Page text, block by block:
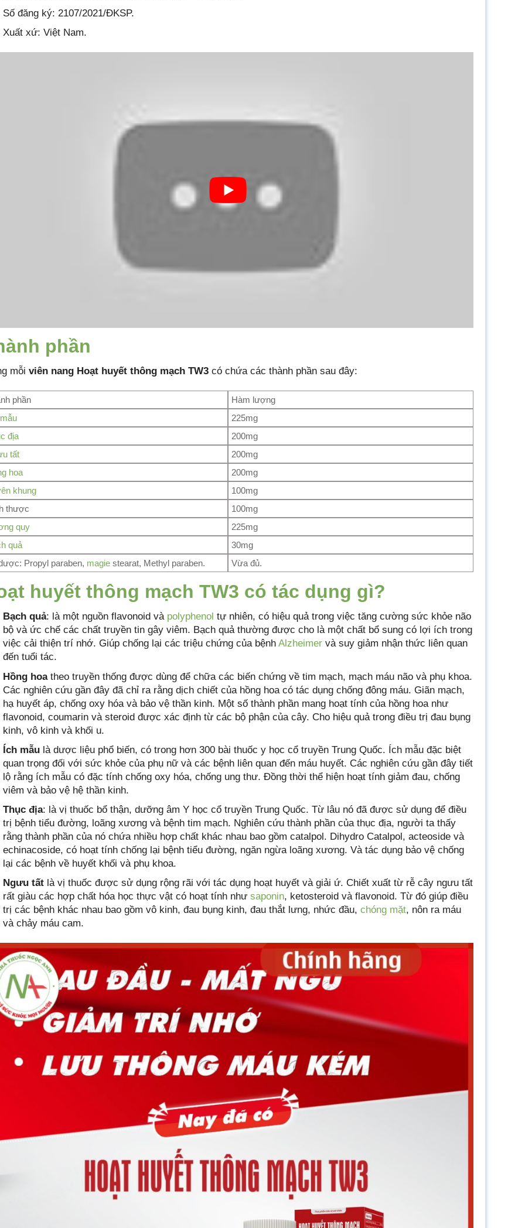
Số đăng ký: 2107/2021/ĐKSP.
Xuất xứ: Việt Nam.
phần
mỗi viên nang Hoạt huyết thông mạch TW3 có chứa các thành phần sau đây:
phần
Hàm lượng
225mg
địa
200mg
tất
200mg
hoa
200mg
khung
100mg
thược
100mg
quy
225mg
quả
30mg
Propyl paraben, magie stearat, Methyl paraben. Vừa đủ.
huyết thông mạch TW3 có tác dụng gì?
Bạch quả: là một nguồn flavonoid và polyphenol tự nhiên, có hiệu quả trong việc tăng cường sức khỏe não
bộ và ức chế các chất truyền tin gây viêm. Bạch quả thường được cho là một chất bổ sung có lợi ích trong
việc cải thiện trí nhớ. Giúp chống lại các triệu chứng của bệnh Alzheimer và suy giảm nhận thức liên quan
đến tuổi tác.
Hồng hoatheo truyền thống được dùng để chữa các biến chứng về tim mạch, mạch máu não và phụ khoa.
Các nghiên cứu gần đây đã chỉ ra rằng dịch chiết của hồng hoa có tác dụng chống đông máu. Giãn mạch,
hạ huyết áp, chống oxy hóa và bảo vệ thần kinh. Một số thành phần mang hoạt tính của hồng hoa như
flavonoid, coumarin và steroid được xác định từ các bộ phận của cây. Cho hiệu quả trong điều trị đau bụng
kinh, vô kinh và khối u.
Ích mẫu là dược liệu phổ biến, có trong hơn 300 bài thuốc y học cổ truyền Trung Quốc. Ích mẫu đặc biệt
quan trọng đối với sức khỏe của phụ nữ và các bệnh liên quan đến máu huyết. Các nghiên cứu gần đây tiết
lộ rằng ích mẫu có đặc tính chống oxy hóa, chống ung thư. Đồng thời thể hiện hoạt tính giảm đau, chống
viêm và bảo vệ hệ thần kinh.
Thục địa: là vị thuốc bổ thận, dưỡng âm Y học cổ truyền Trung Quốc. Từ lâu nó đã được sử dụng để điều
trị bệnh tiểu đường, loãng xương và bệnh tim mạch. Nghiên cứu thành phần của thục địa, người ta thấy
rằng thành phần của nó chứa nhiều hợp chất khác nhau bao gồm catalpol. Dihydro Catalpol, acteoside và
echinacoside, có hoạt tính chống lại bệnh tiểu đường, ngăn ngừa loãng xương. Và tác dụng bảo vệ chống
lại các bệnh về huyết khối và phụ khoa.
Ngưu tất là vị thuốc được sử dụng rộng rãi với tác dụng hoạt huyết và giải ứ. Chiết xuất từ ​​rễ cây ngưu tất
rất giàu các hợp chất hóa học thực vật có hoạt tính như saponin, ketosteroid và flavonoid. Từ đó giúp điều
trị các bệnh khác nhau bao gồm vô kinh, đau bụng kinh, đau thắt lưng, nhức đầu, chóng mặt, nôn ra máu
và chảy máu cam.